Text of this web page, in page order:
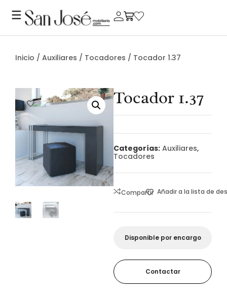
Inicio / Auxiliares / Tocadores / Tocador 1.37
Tocador 1.37
Categorías: Auxiliares,
Tocadores
Compartir Añadir a la lista de
Disponible por encargo
Contactar